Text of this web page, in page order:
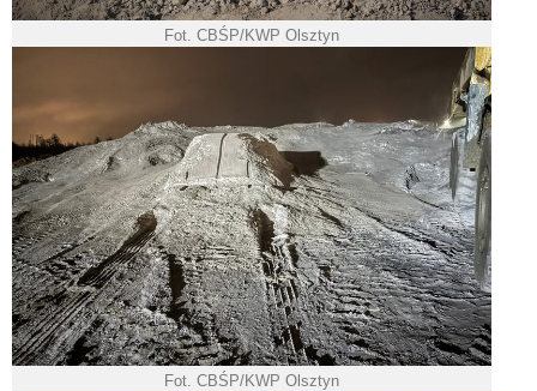
Fot. CBŚP/KWP Olsztyn
Fot. CBŚP/KWP Olsztyn